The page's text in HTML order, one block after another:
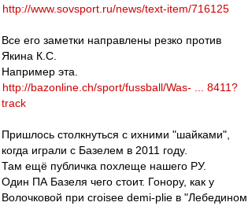
http://www.sovsport.ru/news/text-item/716125
Все его заметки направлены резко против
Якина К.С.
Например эта.
http://bazonline.ch/sport/fussball/Was- ... 8411?
track
Пришлось столкнуться с ихними "шайками",
когда играли с Базелем в 2011 году.
Там ещё публичка похлеще нашего РУ.
Один ПА Базеля чего стоит. Гонору, как у
Волочковой при croisee demi-plie в "Лебедином